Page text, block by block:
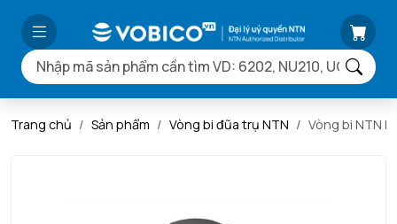
Trang chủ Sản phẩm Vòng bi đũa trụ NTN Vòng bi NTN